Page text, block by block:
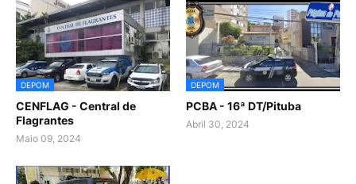
DEPOM
CENFLAG - Central de
Flagrantes
Maio 09, 2024
DEPOM
PCBA - 16ª DT/Pituba
Abril 30, 2024